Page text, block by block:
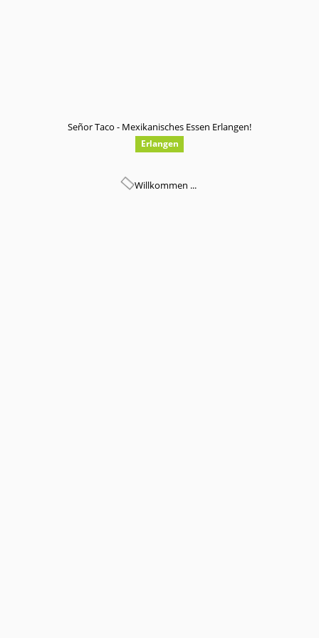
Señor Taco - Mexikanisches Essen Erlangen!
Erlangen
Willkommen ...